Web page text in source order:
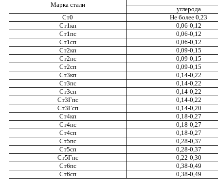
Марка стали
углерода
Ст0
Не более 0,23
Ст1 кп 0,06-0,12
Ст1 пс 0,06-0,12
Ст1 сп 0,06-0,12
Ст2кп 0,09-0,15
Ст2пс 0,09-0,15
Ст2сп 0,09-0,15
Ст3кп
0,14-0,22
Ст3пс
0,14-0,22
Ст3сп
0,14-0,22
Ст3Гпс
0,14-0,22
Ст3Гсп
0,14-0,20
Ст4кп 0,18-0,27
Ст4пс 0,18-0,27
Ст4сп 0,18-0,27
Ст5пс
0,28-0,37
Ст5сп
0,28-0,37
Ст5Гпс
0,22-0,30
Ст6пс
0,38-0,49
Ст6сп
0,38-0,49